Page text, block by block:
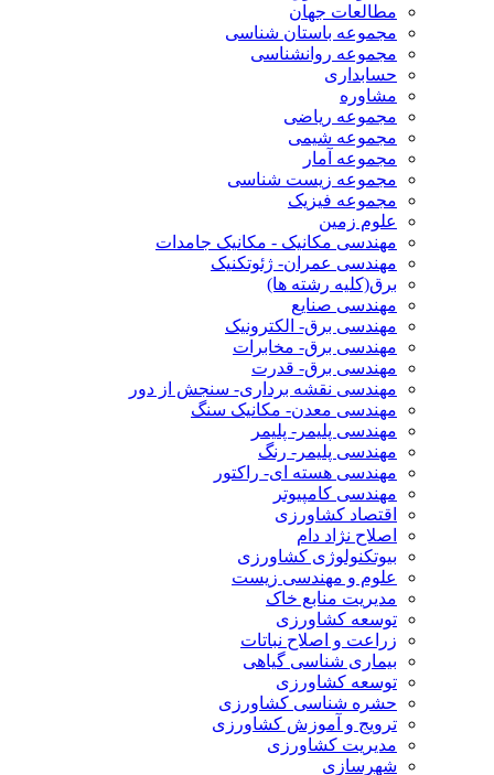
مطالعات جهان
مجموعه باستان شناسی
مجموعه روانشناسی
حسابداری
مشاوره
مجموعه ریاضی
مجموعه شیمی
مجموعه آمار
مجموعه زیست شناسی
مجموعه فیزیک
علوم زمین
مهندسی مکانیک - مکانیک جامدات
مهندسی عمران- ژئوتکنیک
برق(کلیه رشته ها)
مهندسی صنایع
مهندسی برق- الکترونیک
مهندسی برق- مخابرات
مهندسی برق- قدرت
مهندسی نقشه برداری- سنجش از دور
مهندسی معدن- مکانیک سنگ
مهندسی پلیمر- پلیمر
مهندسی پلیمر- رنگ
مهندسی هسته ای- راکتور
مهندسی کامپیوتر
اقتصاد کشاورزی
اصلاح نژاد دام
بیوتکنولوژی کشاورزی
علوم و مهندسی زیست
مدیریت منابع خاک
توسعه کشاورزی
زراعت و اصلاح نباتات
بیماری شناسی گیاهی
توسعه کشاورزی
حشره شناسی کشاورزی
ترویج و آموزش کشاورزی
مدیریت کشاورزی
شهرسازی